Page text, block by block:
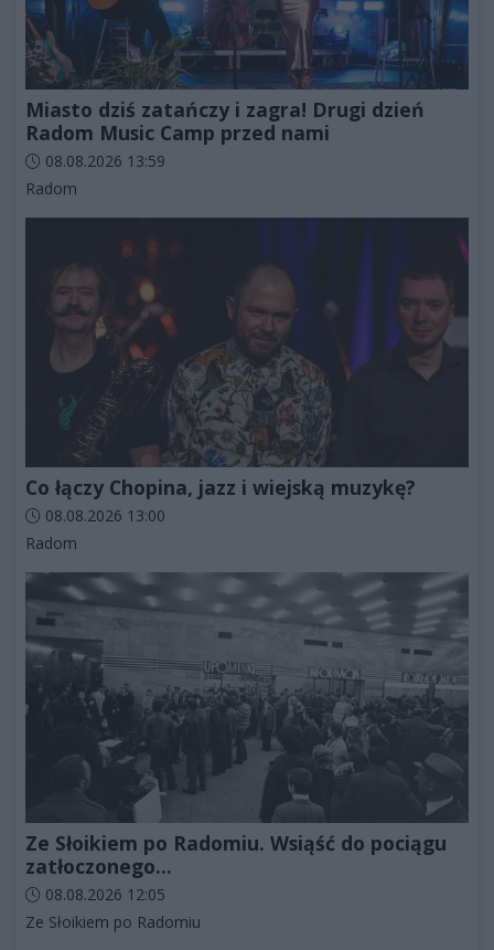
Miasto dziś zatańczy i zagra! Drugi dzień
Radom Music Camp przed nami
Data dodania artykułu:
08.08.2026 13:59
Kategorie artykułu:
Radom
Co łączy Chopina, jazz i wiejską muzykę?
Data dodania artykułu:
08.08.2026 13:00
Kategorie artykułu:
Radom
Ze Słoikiem po Radomiu. Wsiąść do pociągu
zatłoczonego...
Data dodania artykułu:
08.08.2026 12:05
Kategorie artykułu:
Ze Słoikiem po Radomiu